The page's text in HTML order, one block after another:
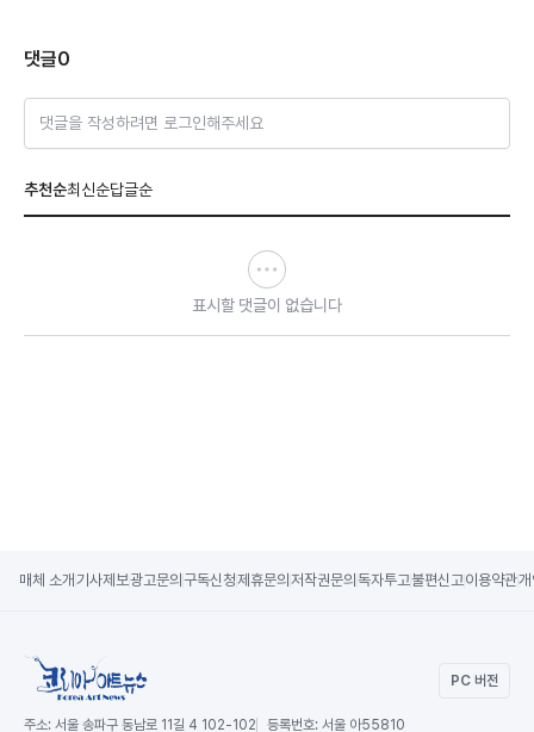
댓글0
댓글을 작성하려면 로그인해주세요
추천순최신순답글순
표시할 댓글이 없습니다
매체 소개 기사제보광고문의 구독신청제휴문의 저작권문의 독자투고불편신고이용약관
PC 버전
주소: 서울 송파구 동남로 11길 4 102-102 등록번호: 서울 아55810